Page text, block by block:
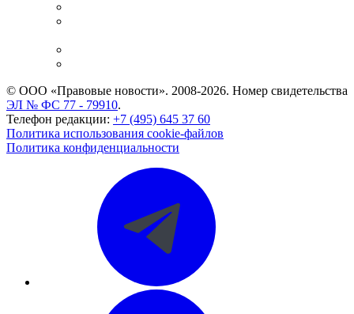
© ООО «Правовые новости». 2008-2026. Номер свидетельства
ЭЛ № ФС 77 - 79910.
Телефон редакции: +7 (495) 645 37 60
Политика использования cookie-файлов
Политика конфиденциальности